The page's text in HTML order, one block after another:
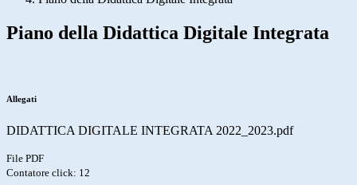
Piano della Didattica Digitale Integrata
Allegati
DIDATTICA DIGITALE INTEGRATA 2022_2023.pdf
File PDF
Contatore click: 12